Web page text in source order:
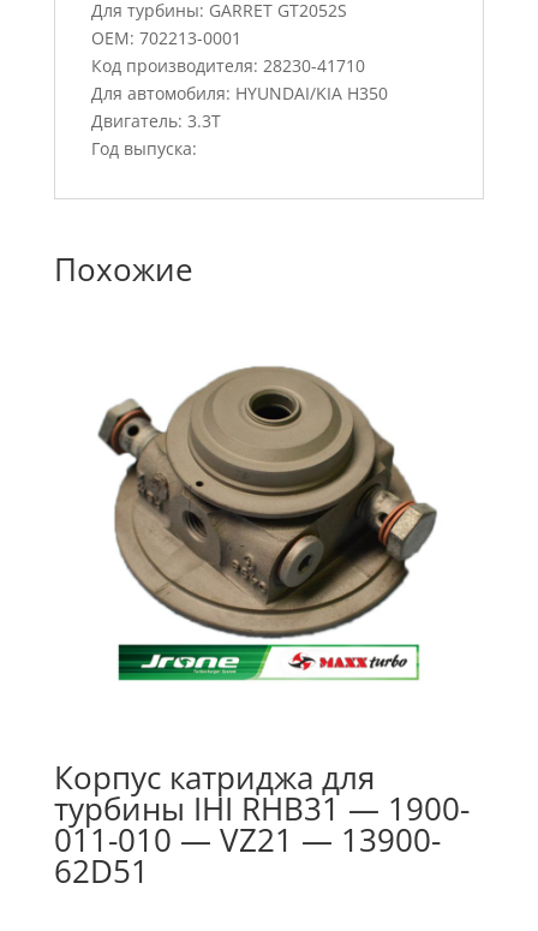
Для турбины: GARRET GT2052S
OEM: 702213-0001
Код производителя: 28230-41710
Для автомобиля: HYUNDAI/KIA H350
Двигатель: 3.3T
Год выпуска:
Похожие
Корпус катриджа для
турбины IHI RHB31 — 1900-
011-010 — VZ21 — 13900-
62D51